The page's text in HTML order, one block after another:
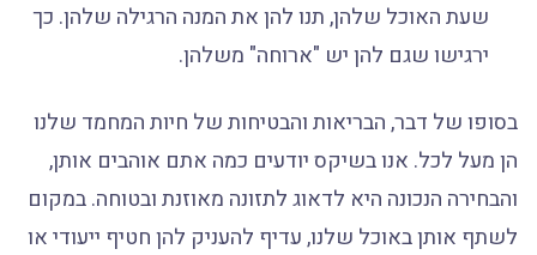
שעת האוכל שלהן, תנו להן את המנה הרגילה שלהן. כך
ירגישו שגם להן יש "ארוחה" משלהן.
בסופו של דבר, הבריאות והבטיחות של חיות המחמד שלנו
הן מעל לכל. אנו בשיקס יודעים כמה אתם אוהבים אותן,
והבחירה הנכונה היא לדאוג לתזונה מאוזנת ובטוחה. במקום
לשתף אותן באוכל שלנו, עדיף להעניק להן חטיף ייעודי או